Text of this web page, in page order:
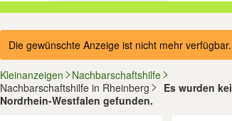
Die gewünschte Anzeige ist nicht mehr verfügbar.
Kleinanzeigen
Nachbarschaftshilfe
Nachbarschaftshilfe in Rheinberg
Es wurden
Nordrhein-Westfalen gefunden.